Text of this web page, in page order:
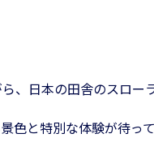
、日本の田舎のスロ
色と特別な体験が待っ